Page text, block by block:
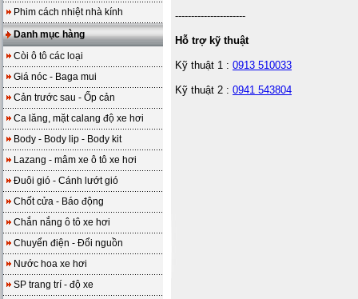
Phim cách nhiệt nhà kính
Danh mục hàng
Còi ô tô các loại
Giá nóc - Baga mui
Cản trước sau - Ốp cản
Ca lăng, mặt calang độ xe hơi
Body - Body lip - Body kit
Lazang - mâm xe ô tô xe hơi
Đuôi gió - Cánh lướt gió
Chốt cửa - Báo động
Chắn nắng ô tô xe hơi
Chuyển điện - Đổi nguồn
Nước hoa xe hơi
SP trang trí - độ xe
----------------------
Hỗ trợ kỹ thuật
Kỹ thuật 1 : 0913 510033
Kỹ thuật 2 : 0941 543804